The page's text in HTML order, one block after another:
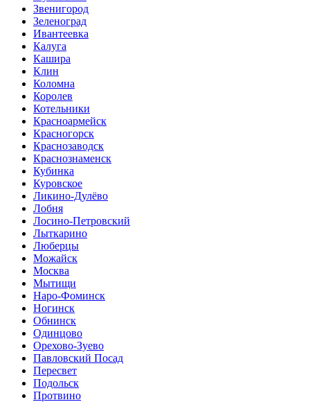
Звенигород
Зеленоград
Ивантеевка
Калуга
Кашира
Клин
Коломна
Королев
Котельники
Красноармейск
Красногорск
Краснозаводск
Краснознаменск
Кубинка
Куровское
Ликино-Дулёво
Лобня
Лосино-Петровский
Лыткарино
Люберцы
Можайск
Москва
Мытищи
Наро-Фоминск
Ногинск
Обнинск
Одинцово
Орехово-Зуево
Павловский Посад
Пересвет
Подольск
Протвино